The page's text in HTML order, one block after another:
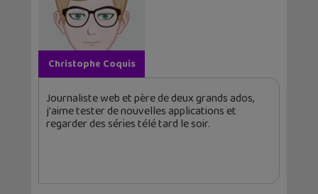
Christophe Coquis
Journaliste web et père de deux grands ados,
j'aime tester de nouvelles applications et
regarder des séries télé tard le soir.